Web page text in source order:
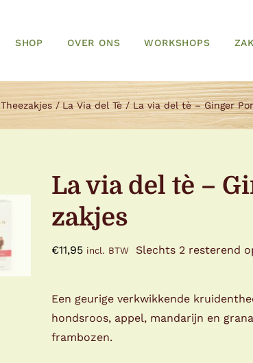
SHOP OVER ONS WORKSHOPS
Theezakjes La Via del Tè La via del tè – Ginger
La via del tè –
zakjes
€11,95 incl. BTW Slechts 2 resterend
Een geurige verkwikkende
hondsroos, appel, mandarijn en
frambozen.